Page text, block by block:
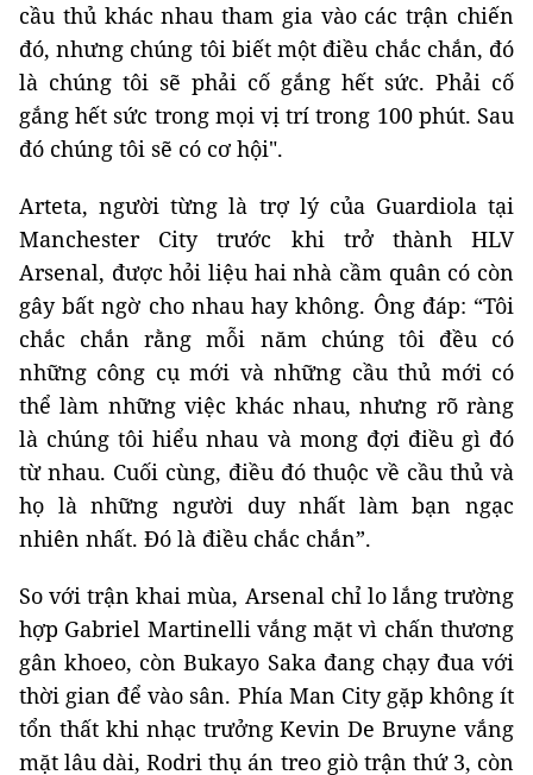
cầu thủ khác nhau tham gia vào các trận chiến
đó, nhưng chúng tôi biết một điều chắc chắn, đó
là chúng tôi sẽ phải cố gắng hết sức. Phải cố
gắng hết sức trong mọi vị trí trong 100 phút. Sau
đó chúng tôi sẽ có cơ hội".
Arteta, người từng là trợ lý của Guardiola tại
Manchester City trước khi trở thành HLV
Arsenal, được hỏi liệu hai nhà cầm quân có còn
gây bất ngờ cho nhau hay không. Ông đáp: “Tôi
chắc chắn rằng mỗi năm chúng tôi đều có
những công cụ mới và những cầu thủ mới có
thể làm những việc khác nhau, nhưng rõ ràng
là chúng tôi hiểu nhau và mong đợi điều gì đó
từ nhau. Cuối cùng, điều đó thuộc về cầu thủ và
họ là những người duy nhất làm bạn ngạc
nhiên nhất. Đó là điều chắc chắn”.
So với trận khai mùa, Arsenal chỉ lo lắng trường
hợp Gabriel Martinelli vắng mặt vì chấn thương
gân khoeo, còn Bukayo Saka đang chạy đua với
thời gian để vào sân. Phía Man City gặp không ít
tổn thất khi nhạc trưởng Kevin De Bruyne vắng
mặt lâu dài, Rodri thụ án treo giò trận thứ 3, còn